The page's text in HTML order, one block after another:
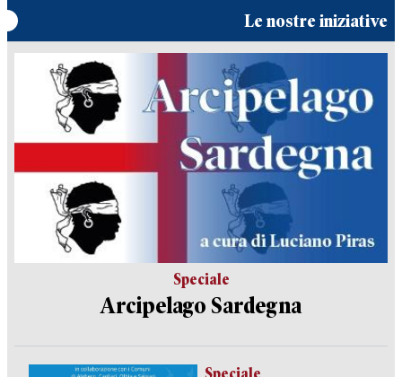
Le nostre iniziative
Speciale
Arcipelago Sardegna